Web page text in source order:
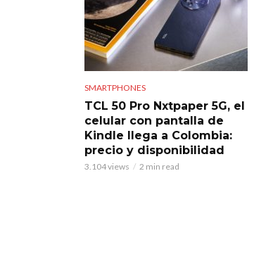
SMARTPHONES
TCL 50 Pro Nxtpaper 5G, el
celular con pantalla de
Kindle llega a Colombia:
precio y disponibilidad
3.104 views 2 min read